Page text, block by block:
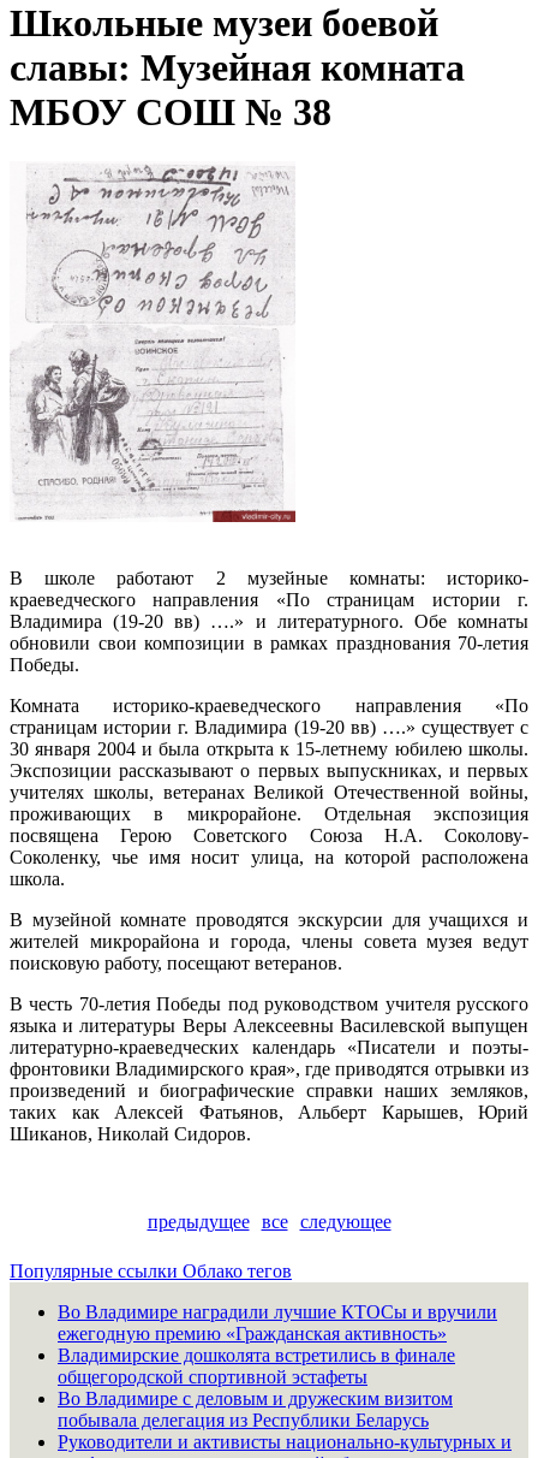
Школьные музеи боевой
славы: Музейная комната
МБОУ СОШ № 38
В школе работают 2 музейные комнаты: историко-
краеведческого направления «По страницам истории г.
Владимира (19-20 вв) ….» и литературного. Обе комнаты
обновили свои композиции в рамках празднования 70-летия
Победы.
Комната историко-краеведческого направления «По
страницам истории г. Владимира (19-20 вв) ….» существует с
30 января 2004 и была открыта к 15-летнему юбилею школы.
Экспозиции рассказывают о первых выпускниках, и первых
учителях школы, ветеранах Великой Отечественной войны,
проживающих в микрорайоне. Отдельная экспозиция
посвящена Герою Советского Союза Н.А. Соколову-
Соколенку, чье имя носит улица, на которой расположена
школа.
В музейной комнате проводятся экскурсии для учащихся и
жителей микрорайона и города, члены совета музея ведут
поисковую работу, посещают ветеранов.
В честь 70-летия Победы под руководством учителя русского
языка и литературы Веры Алексеевны Василевской выпущен
литературно-краеведческих календарь «Писатели и поэты-
фронтовики Владимирского края», где приводятся отрывки из
произведений и биографические справки наших земляков,
таких как Алексей Фатьянов, Альберт Карышев, Юрий
Шиканов, Николай Сидоров.
предыдущее все следующее
Популярные ссылки Облако тегов
Во Владимире наградили лучшие КТОСы и вручили
ежегодную премию «Гражданская активность»
Владимирские дошколята встретились в финале
общегородской спортивной эстафеты
Во Владимире с деловым и дружеским визитом
побывала делегация из Республики Беларусь
Руководители и активисты национально-культурных и